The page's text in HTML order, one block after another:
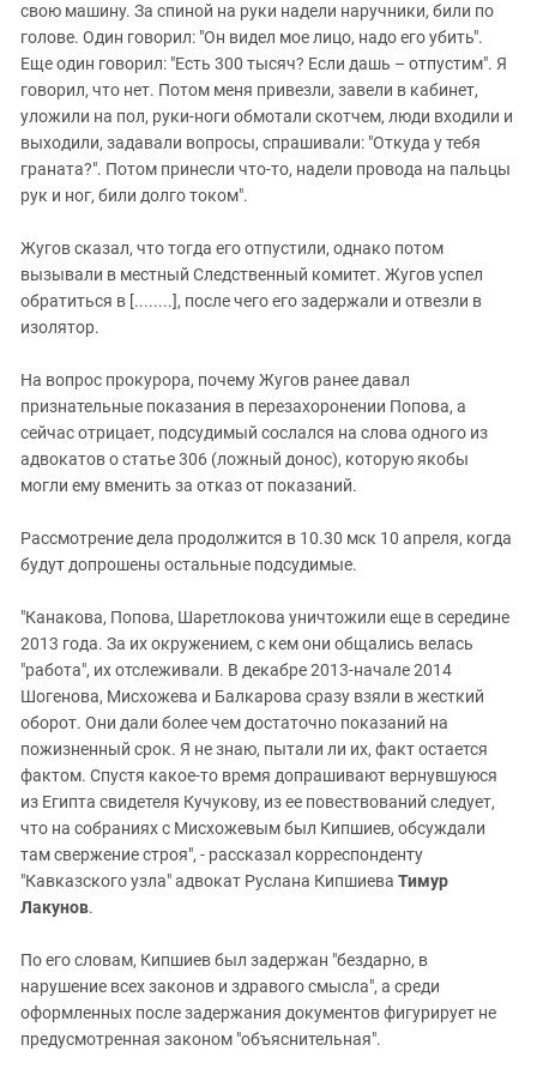
свою машину. За спиной на руки надели наручники, били по
голове. Один говорил: "Он видел мое лицо, надо его убить".
Еще один говорил: "Есть 300 тысяч? Если дашь – отпустим". Я
говорил, что нет. Потом меня привезли, завели в кабинет,
уложили на пол, руки-ноги обмотали скотчем, люди входили и
выходили, задавали вопросы, спрашивали: "Откуда у тебя
граната?". Потом принесли что-то, надели провода на пальцы
рук и ног, били долго током".
Жугов сказал, что тогда его отпустили, однако потом
вызывали в местный Следственный комитет. Жугов успел
обратиться в [........], после чего его задержали и отвезли в
изолятор.
На вопрос прокурора, почему Жугов ранее давал
признательные показания в перезахоронении Попова, а
сейчас отрицает, подсудимый сослался на слова одного из
адвокатов о статье 306 (ложный донос), которую якобы
могли ему вменить за отказ от показаний.
Рассмотрение дела продолжится в 10.30 мск 10 апреля, когда
будут допрошены остальные подсудимые.
"Канакова, Попова, Шаретлокова уничтожили еще в середине
2013 года. За их окружением, с кем они общались велась
"работа", их отслеживали. В декабре 2013-начале 2014
Шогенова, Мисхожева и Балкарова сразу взяли в жесткий
оборот. Они дали более чем достаточно показаний на
пожизненный срок. Я не знаю, пытали ли их, факт остается
фактом. Спустя какое-то время допрашивают вернувшуюся
из Египта свидетеля Кучукову, из ее повествований следует,
что на собраниях с Мисхожевым был Кипшиев, обсуждали
там свержение строя", - рассказал корреспонденту
"Кавказского узла" адвокат Руслана Кипшиева Тимур
Лакунов.
По его словам, Кипшиев был задержан "бездарно, в
нарушение всех законов и здравого смысла", а среди
оформленных после задержания документов фигурирует не
предусмотренная законом "объяснительная".